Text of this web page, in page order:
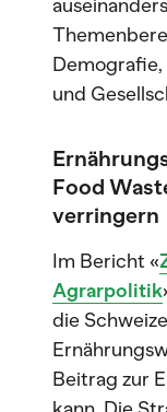
Demografie,
und
Food
verringern
Im Bericht «
Agrarpolitik
die
Beitrag zur